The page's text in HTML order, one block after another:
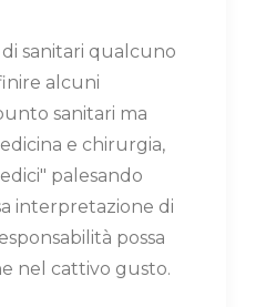
sanitari qualcuno
alcuni
sanitari ma
e chirurgia,
palesando
interpretazione di
possa
nel cattivo gusto.